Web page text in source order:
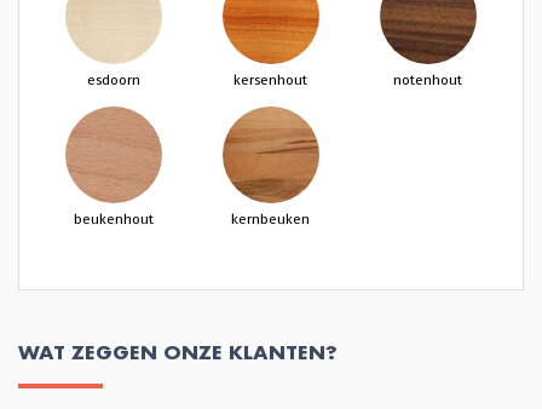
esdoorn kersenhout notenhout
beukenhout kernbeuken
WAT ZEGGEN ONZE KLANTEN?